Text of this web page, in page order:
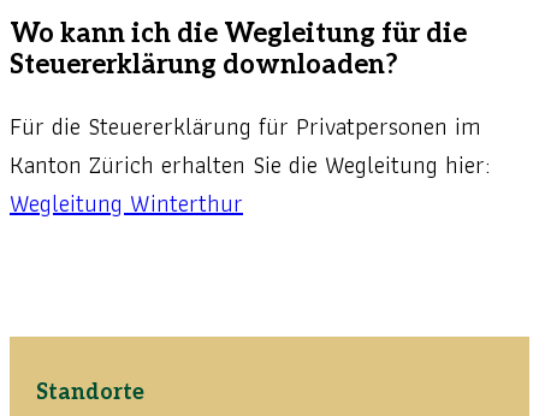
Wo kann ich die Wegleitung für die
Steuererklärung downloaden?
Für die Steuererklärung für Privatpersonen im
Kanton Zürich erhalten Sie die Wegleitung hier:
Wegleitung Winterthur
Standorte